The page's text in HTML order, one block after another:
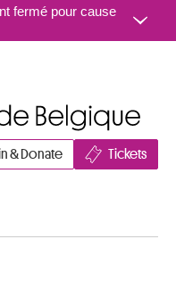
au contenu
fermé pour cause
& Donate Tickets